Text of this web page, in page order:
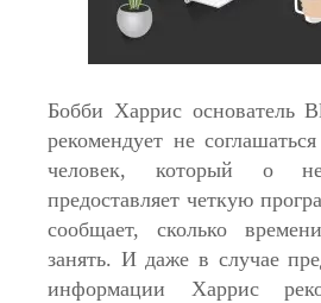
Бобби Харрис основатель
рекомендует не
человек, который о
предоставляет четкую
сообщает, сколько
занять. И даже в случае
информации Харрис